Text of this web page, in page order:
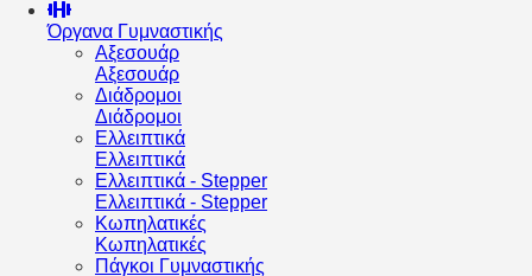
Όργανα Γυμναστικής
Αξεσουάρ
Αξεσουάρ
Διάδρομοι
Διάδρομοι
Ελλειπτικά
Ελλειπτικά
Ελλειπτικά - Stepper
Ελλειπτικά - Stepper
Κωπηλατικές
Κωπηλατικές
Πάγκοι Γυμναστικής